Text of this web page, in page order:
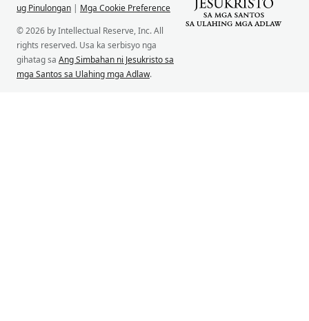
ug Pinulongan | Mga Cookie Preference
© 2026 by Intellectual Reserve, Inc. All
rights reserved. Usa ka serbisyo nga
gihatag sa Ang Simbahan ni Jesukristo sa
mga Santos sa Ulahing mga Adlaw.